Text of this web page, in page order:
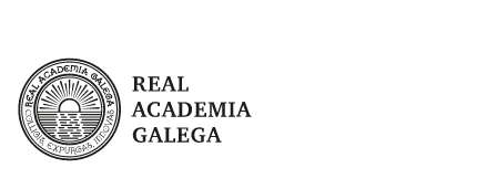
Real Academia Galega